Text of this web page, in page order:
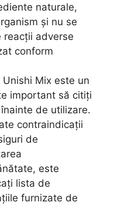
naturale,
și nu se
reacții adverse
conform
Unishi Mix este un
important să citiți
de utilizare.
contraindicații
de
este
lista de
furnizate de